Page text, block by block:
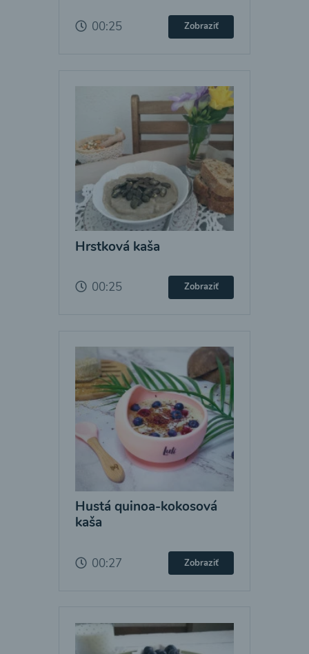
00:25 Zobraziť
Hrstková kaša
00:25 Zobraziť
Hustá quinoa-kokosová
kaša
00:27 Zobraziť